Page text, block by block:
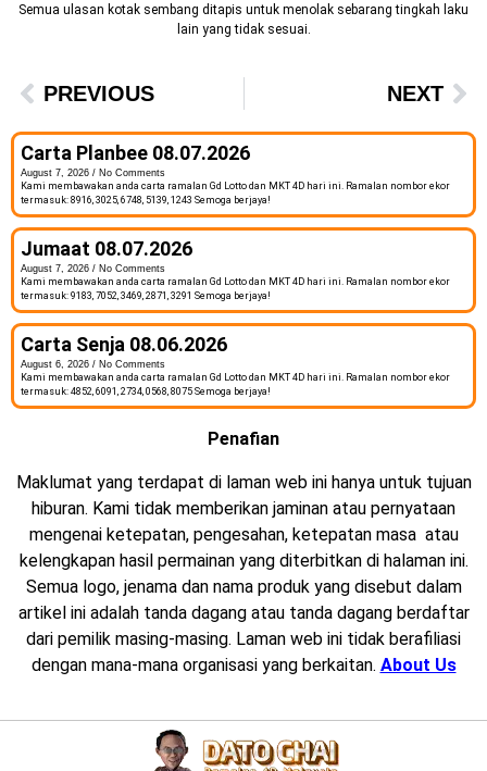
Semua ulasan kotak sembang ditapis untuk menolak sebarang tingkah laku
lain yang tidak sesuai.
PREVIOUS NEXT
Carta Planbee 08.07.2026
August 7, 2026
No Comments
Kami membawakan anda carta ramalan Gd Lotto dan MKT 4D hari ini. Ramalan nombor ekor
termasuk: 8916, 3025, 6748, 5139, 1243 Semoga berjaya!
Jumaat 08.07.2026
August 7, 2026
No Comments
Kami membawakan anda carta ramalan Gd Lotto dan MKT 4D hari ini. Ramalan nombor ekor
termasuk: 9183, 7052, 3469, 2871, 3291 Semoga berjaya!
Carta Senja 08.06.2026
August 6, 2026
No Comments
Kami membawakan anda carta ramalan Gd Lotto dan MKT 4D hari ini. Ramalan nombor ekor
termasuk: 4852, 6091, 2734, 0568, 8075 Semoga berjaya!
Penafian
Maklumat yang terdapat di laman web ini hanya untuk tujuan
hiburan. Kami tidak memberikan jaminan atau pernyataan
mengenai ketepatan, pengesahan, ketepatan masa atau
kelengkapan hasil permainan yang diterbitkan di halaman ini.
Semua logo, jenama dan nama produk yang disebut dalam
artikel ini adalah tanda dagang atau tanda dagang berdaftar
dari pemilik masing-masing. Laman web ini tidak berafiliasi
dengan mana-mana organisasi yang berkaitan. About Us